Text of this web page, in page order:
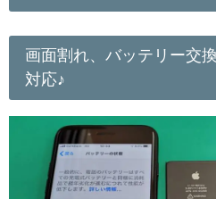
画面割れ、バッテリー交
対応♪